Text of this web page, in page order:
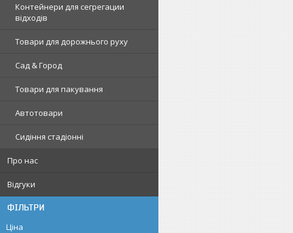
Контейнери для сегрегации
відходів
Товари для дорожнього руху
Сад & Город
Товари для пакування
Автотовари
Сидіння стадіонні
Про нас
Відгуки
ФІЛЬТРИ
Ціна